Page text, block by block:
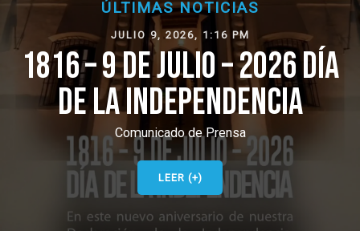
ÚLTIMAS NOTICIAS
JULIO 9, 2026, 1:16 PM
1816 – 9 DE JULIO – 2026 DÍA
DE LA INDEPENDENCIA
Comunicado de Prensa
LEER (+)